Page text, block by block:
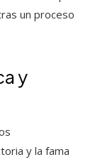
un proceso
y
y la fama